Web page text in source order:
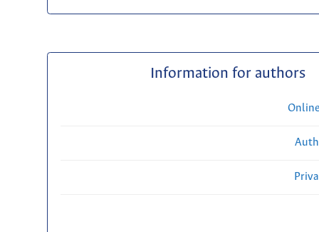
Information for authors